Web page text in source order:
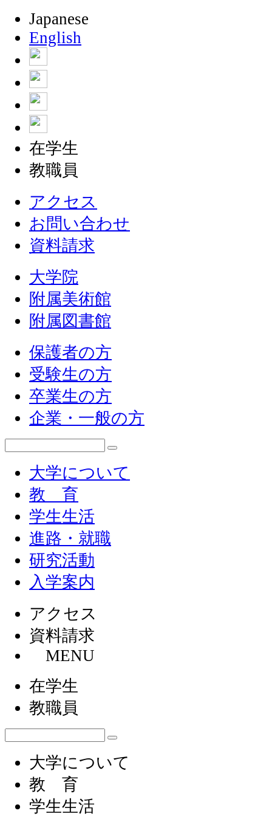
Japanese
English
在学生
教職員
アクセス
お問い合わせ
資料請求
大学院
附属美術館
附属図書館
保護者の方
受験生の方
卒業生の方
企業・一般の方
大学について
教 育
学生生活
進路・就職
研究活動
入学案内
アクセス
資料請求
MENU
在学生
教職員
大学について
教 育
学生生活